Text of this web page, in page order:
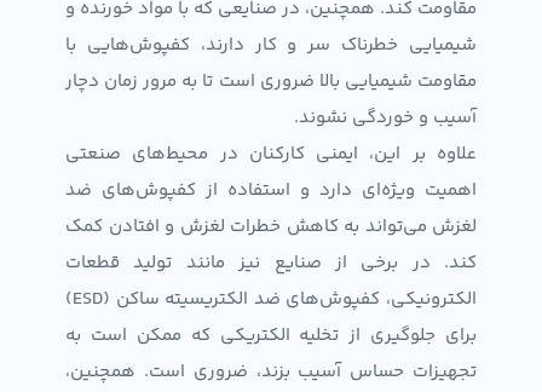
مقاومت کند. همچنین، در صنایعی که با مواد خورنده و
شیمیایی خطرناک سر و کار دارند، کفپوش‌هایی با
مقاومت شیمیایی بالا ضروری است تا به مرور زمان دچار
آسیب و خوردگی نشوند.
علاوه بر این، ایمنی کارکنان در محیط‌های صنعتی
اهمیت ویژه‌ای دارد و استفاده از کفپوش‌های ضد
لغزش می‌تواند به کاهش خطرات لغزش و افتادن کمک
کند. در برخی از صنایع نیز مانند تولید قطعات
الکترونیکی، کفپوش‌های ضد الکتریسیته ساکن (ESD)
برای جلوگیری از تخلیه الکتریکی که ممکن است به
تجهیزات حساس آسیب بزند، ضروری است. همچنین،